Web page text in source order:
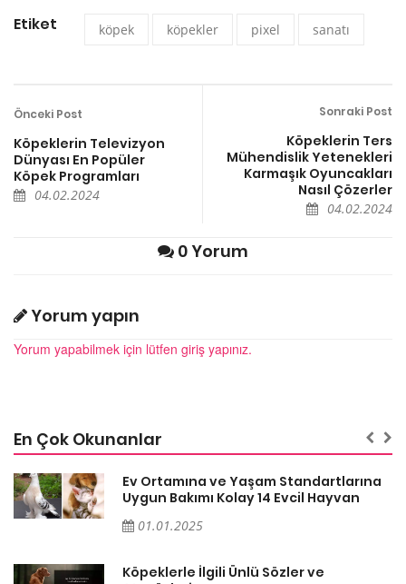
Etiket köpek köpekler pixel sanatı
Önceki Post
Köpeklerin Televizyon
Dünyası En Popüler
Köpek Programları
04.02.2024
Sonraki Post
Köpeklerin Ters
Mühendislik Yetenekleri
Karmaşık Oyuncakları
Nasıl Çözerler
04.02.2024
0 Yorum
Yorum yapın
Yorum yapabilmek için lütfen giriş yapınız.
En Çok Okunanlar
Ev Ortamına ve Yaşam Standartlarına
Uygun Bakımı Kolay 14 Evcil Hayvan
01.01.2025
Köpeklerle İlgili Ünlü Sözler ve